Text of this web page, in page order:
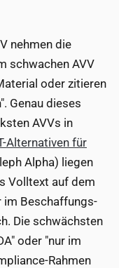
nehmen die
schwachen AVV
oder zitieren
Genau dieses
AVVs in
Alternativen für
Alpha) liegen
Volltext auf dem
im Beschaffungs-
Die schwächsten
oder "nur im
Rahmen